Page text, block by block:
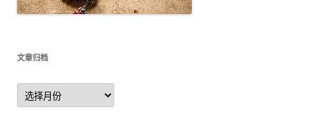
文章归档
文
章
归